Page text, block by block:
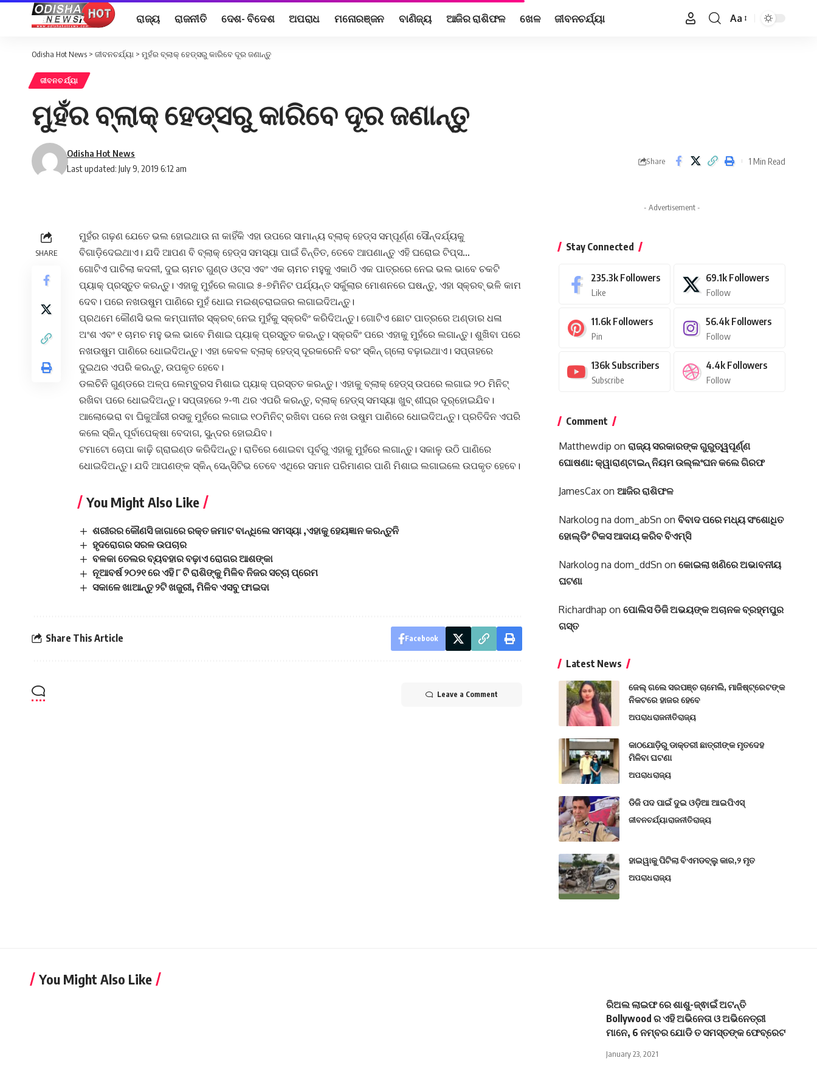
ରାଜ୍ୟ ରାଜନୀତି ଦେଶ- ବିଦେଶ ଅପରାଧ ମନୋରଞ୍ଜନ ବାଣିଜ୍ୟ ଆଜିର ରାଶିଫଳ ଖେଳ ଜୀବନଚର୍ଯ୍ୟା
Font
Aa
Odisha Hot News > ଜୀବନଚର୍ଯ୍ୟା > ମୁହଁର ବ୍ଲାକ୍‌ ହେଡ୍ସରୁ କାରିବେ ଦୂର ଜଣାନ୍ତୁ
ଜୀବନଚର୍ଯ୍ୟା
ମୁହଁର ବ୍ଲାକ୍‌ ହେଡ୍ସରୁ କାରିବେ ଦୂର ଜଣାନ୍ତୁ
Last updated: July 9, 2019 6:12 am
Odisha Hot News
Share 1 Min Read
SHARE
ମୁହଁର ଗଢ଼ଣ ଯେତେ ଭଲ ହୋଇଥାଉ ନା କାହିଁକି ଏହା ଉପରେ ସାମାନ୍ୟ ବ୍ଲାକ୍‌ ହେଡ୍ସ ସମ୍ପୂର୍ଣ୍ଣ ସୌନ୍ଦର୍ଯ୍ୟକୁ
ବିଗାଡ଼ିଦେଇଥାଏ। ଯଦି ଆପଣ ବି ବ୍ଲାକ୍‌ ହେଡ୍ସ ସମସ୍ୟା ପାଇଁ ଚିନ୍ତିତ, ତେବେ ଆପଣାନ୍ତୁ ଏହି ଘରୋଇ ଟିପ୍ସ…
ଗୋଟିଏ ପାଚିଲା କଦଳୀ, ଦୁଇ ଚାମଚ ଗୁଣ୍ଡ ଓଟ୍ସ ଏବଂ ଏକ ଚାମଚ ମହୁକୁ ଏକାଠି ଏକ ପାତ୍ରରେ ନେଇ ଭଲ ଭାବେ ଚକଟି
ପ୍ୟାକ୍‌ ପ୍ରସ୍ତୁତ କରନ୍ତୁ। ଏହାକୁ ମୁହଁରେ ଲଗାଇ ୫-୭ମିନିଟ ପର୍ଯ୍ୟନ୍ତ ସର୍କୁଲାର ମୋଶନରେ ଘଷନ୍ତୁ, ଏହା ସ୍କ୍ରବ୍‌ ଭଳି କାମ
ଦେବ। ପରେ ନଖଉଷୁମ ପାଣିରେ ମୁହଁ ଧୋଇ ମଇଶ୍ଚରାଇଜର ଲଗାଇଦିଅନ୍ତୁ।
ପ୍ରଥମେ କୌଣସି ଭଲ କମ୍ପାନୀର ସ୍କ୍ରବ୍‌ ନେଇ ମୁହଁକୁ ସ୍କ୍ରବିଂ କରିଦିଅନ୍ତୁ। ଗୋଟିଏ ଛୋଟ ପାତ୍ରରେ ଅଣ୍ଡାର ଧଳା
ଅଂଶ ଏବଂ ୧ ଚାମଚ ମହୁ ଭଲ ଭାବେ ମିଶାଇ ପ୍ୟାକ୍‌ ପ୍ରସ୍ତୁତ କରନ୍ତୁ। ସ୍କ୍ରବିଂ ପରେ ଏହାକୁ ମୁହଁରେ ଲଗାନ୍ତୁ। ଶୁଖିବା ପରେ
ନଖଉଷୁମ ପାଣିରେ ଧୋଇଦିଅନ୍ତୁ। ଏହା କେବଳ ବ୍ଲାକ୍‌ ହେଡ୍ସ୍‌ ଦୂରକରେନି ବରଂ ସ୍କିନ୍‌ ଗ୍ଲୋ ବଢ଼ାଇଥାଏ। ସପ୍ତାହରେ
ଦୁଇଥର ଏପରି କରନ୍ତୁ, ଉପକୃତ ହେବେ।
ଡଲଚିନି ଗୁଣ୍ଡରେ ଅଳ୍ପ ଲେମ୍ବୁରସ ମିଶାଇ ପ୍ୟାକ୍‌ ପ୍ରସ୍ତତ କରନ୍ତୁ। ଏହାକୁ ବ୍ଲାକ୍‌ ହେଡ୍ସ୍‌ ଉପରେ ଲଗାଇ ୨୦ ମିନିଟ୍‌
ରଖିବା ପରେ ଧୋଇଦିଅନ୍ତୁ। ସପ୍ତାହରେ ୨-୩ ଥର ଏପରି କରନ୍ତୁ, ବ୍ଲାକ୍‌ ହେଡ୍ସ୍‌ ସମସ୍ୟା ଖୁବ୍‌ ଶୀଘ୍ର ଦୂର୍‌ହୋଇଯିବ।
ଆଲୋଭେରା ବା ଘିକୁଆଁରୀ ରସକୁ ମୁହଁରେ ଲଗାଇ ୧୦ମିନିଟ୍‌ ରଖିବା ପରେ ନଖ ଉଷୁମ ପାଣିରେ ଧୋଇଦିଅନ୍ତୁ। ପ୍ରତିଦିନ ଏପରି
କଲେ ସ୍କିନ୍‌ ପୂର୍ବାପେକ୍ଷା ବେଦାଗ, ସୁନ୍ଦର ହୋଇଯିବ।
ଟମାଟୋ ଚୋପା କାଢ଼ି ଗ୍ରାଇଣ୍ଡ କରିଦିଅନ୍ତୁ। ରାତିରେ ଶୋଇବା ପୂର୍ବରୁ ଏହାକୁ ମୁହଁରେ ଲଗାନ୍ତୁ। ସକାଳୁ ଉଠି ପାଣିରେ
ଧୋଇଦିଅନ୍ତୁ। ଯଦି ଆପଣଙ୍କ ସ୍କିନ୍‌ ସେନ୍ସିଟିଭ ତେବେ ଏଥିରେ ସମାନ ପରିମାଣର ପାଣି ମିଶାଇ ଲଗାଇଲେ ଉପକୃତ ହେବେ।
You Might Also Like
ଶରୀରର କୌଣସି ଜାଗାରେ ରକ୍ତ ଜମାଟ ବାନ୍ଧିଲେ ସମସ୍ୟା ,ଏହାକୁ ହେୟଜ୍ଞାନ କରନ୍ତୁନି
ହୃଦରୋଗର ସରଳ ଉପଚାର
ବଳକା ତେଲର ବ୍ୟବହାର ବଢ଼ାଏ ରୋଗର ଆଶଙ୍କା
ନୂଆବର୍ଷ ୨୦୨୧ ରେ ଏହି ୮ ଟି ରାଶିଙ୍କୁ ମିଳିବ ନିଜର ସଚ୍ଚା ପ୍ରେମ
ସକାଳେ ଖାଆନ୍ତୁ ୨ଟି ଖଜୁରୀ, ମିଳିବ ଏସବୁ ଫାଇଦା
Share This Article Facebook
Leave a Comment
- Advertisement -
Stay Connected
235.3k Followers
Like
69.1k Followers
Follow
11.6k Followers
Pin
56.4k Followers
Follow
136k Subscribers
Subscribe
4.4k Followers
Follow
Comment
Matthewdip on ରାଜ୍ୟ ସରକାରଙ୍କ ଗୁରୁତ୍ୱପୂର୍ଣ୍ଣ
ଘୋଷଣା: କ୍ୱାରାଣ୍ଟାଇନ୍‌ ନିୟମ ଉଲ୍ଲଂଘନ କଲେ ଗିରଫ
JamesCaxon ଆଜିର ରାଶିଫଳ
Narkolog na dom_abSn on ବିବାଦ ପରେ ମଧ୍ୟ ସଂଶୋଧିତ
ହୋଲ୍ଡିଂ ଟିକସ ଆଦାୟ କରିବ ବିଏମ୍‌ସି
Narkolog na dom_ddSn on କୋଇଲା ଖଣିରେ ଅଭାବନୀୟ
ଘଟଣା
Richardhap on ପୋଲିସ ଡିଜି ଅଭୟଙ୍କ ଅଚାନକ ବ୍ରହ୍ମପୁର
ଗସ୍ତ
Latest News
ଜେଲ୍ ଗଲେ ସରପଞ୍ଚ ଚାମେଲି, ମାଜିଷ୍ଟ୍ରେଟଙ୍କ
ନିକଟରେ ହାଜର ହେବେ
ଅପରାଧରାଜନୀତିରାଜ୍ୟ
କାଠଯୋଡ଼ିରୁ ଡାକ୍ତରୀ ଛାତ୍ରୀଙ୍କ ମୃତଦେହ
ମିଳିବା ଘଟଣା
ଅପରାଧରାଜ୍ୟ
ଡିଜି ପଦ ପାଇଁ ଦୁଇ ଓଡ଼ିଆ ଆଇପିଏସ୍
ଜୀବନଚର୍ଯ୍ୟାରାଜନୀତିରାଜ୍ୟ
ହାଇୱାକୁ ପିଟିଲା ବିଏମଡବ୍ଲୁ କାର,୨ ମୃତ
ଅପରାଧରାଜ୍ୟ
You Might Also Like
ରିଅଲ ଲାଇଫ ରେ ଶାଶୁ-ଜ୍ଵାଇଁ ଅଟନ୍ତି
Bollywood ର ଏହି ଅଭିନେତା ଓ ଅଭିନେତ୍ରୀ
ମାନେ, 6 ନମ୍ବର ଯୋଡି ତ ସମସ୍ତଙ୍କ ଫେବ୍ରେଟ
January 23, 2021